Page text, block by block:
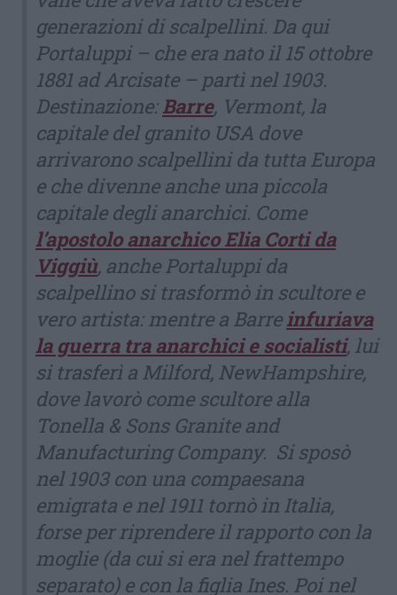
generazioni di scalpellini. Da qui
Portaluppi – che era nato il 15 ottobre
1881 ad Arcisate – partì nel 1903.
Destinazione:Barre, Vermont, la
capitale del granito USA dove
arrivarono scalpellini da tutta Europa
e che divenne anche una piccola
capitale degli anarchici. Come
l’apostolo anarchico Elia Corti da
Viggiù, anche Portaluppi da
scalpellino si trasformò in scultore e
vero artista: mentre a Barreinfuriava
la guerra tra anarchici e socialisti, lui
si trasferì a Milford, NewHampshire,
dove lavorò come scultore alla
Tonella & Sons Granite and
Manufacturing Company. Si sposò
nel 1903 con una compaesana
emigrata e nel 1911 tornò in Italia,
forse per riprendere il rapporto con la
moglie (da cui si era nel frattempo
separato) e con la figlia Ines. Poi nel